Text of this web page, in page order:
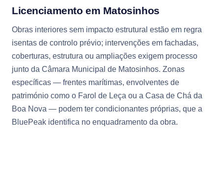
Licenciamento em Matosinhos
Obras interiores sem impacto estrutural estão em regra
isentas de controlo prévio; intervenções em fachadas,
coberturas, estrutura ou ampliações exigem processo
junto da Câmara Municipal de Matosinhos. Zonas
específicas — frentes marítimas, envolventes de
património como o Farol de Leça ou a Casa de Chá da
Boa Nova — podem ter condicionantes próprias, que a
BluePeak identifica no enquadramento da obra.